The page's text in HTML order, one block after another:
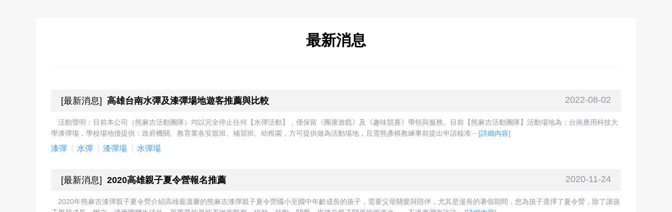
最新消息
2022-08-02
[最新消息] 高雄台南水彈及漆彈場地遊客推薦與比較
活動聲明：目前本公司（熊麻吉活動團隊）均以完全停止任何【水彈活動】，僅保留《團康遊戲》及《趣味競賽》帶領與服務。目前【熊麻吉活動團隊】活動場地為：台南應用科技大
學漆彈場，學校場地僅提供：政府機關、教育業各安親班、補習班、幼稚園，方可提供做為活動場地，且需熊彥棋教練事前提出申請核准···[詳細內容]
漆彈 水彈 漆彈場 水彈場
2020-11-24
[最新消息] 2020高雄親子夏令營報名推薦
2020年熊麻吉漆彈親子夏令營介紹高雄最溫馨的熊麻吉漆彈親子夏令營國小至國中年齡成長的孩子，需要父母關愛與陪伴，尤其是漫長的暑假期間，您為孩子選擇了夏令營，除了讓孩